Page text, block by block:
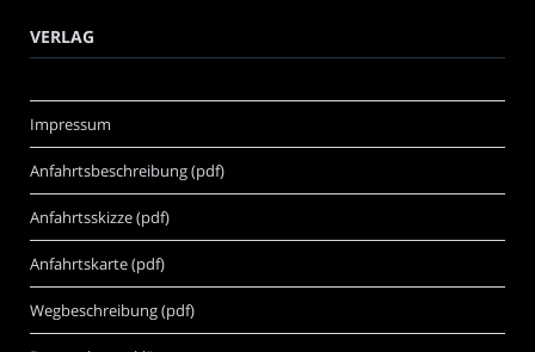
VERLAG
Impressum
Anfahrtsbeschreibung (pdf)
Anfahrtsskizze (pdf)
Anfahrtskarte (pdf)
Wegbeschreibung (pdf)